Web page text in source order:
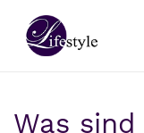
Was